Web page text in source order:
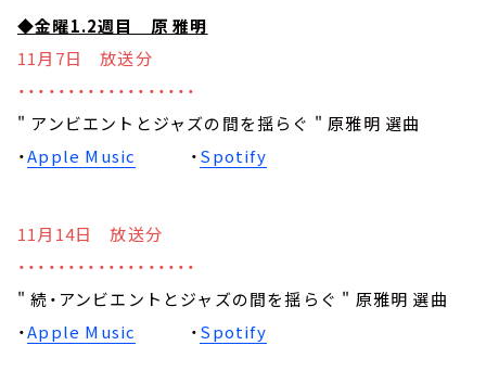
◆金曜1.2週目 原 雅明
11月7日 放送分
・・・・・・・・・・・・・・・・・・
" アンビエントとジャズの間を揺らぐ " 原雅明 選曲
・Apple Music ・Spotify
11月14日 放送分
・・・・・・・・・・・・・・・・・・
" 続・アンビエントとジャズの間を揺らぐ " 原雅明 選曲
・Apple Music ・Spotify